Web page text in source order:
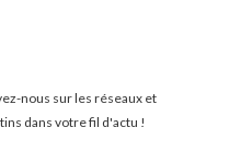
nous sur les réseaux et
dans votre fil d'actu !